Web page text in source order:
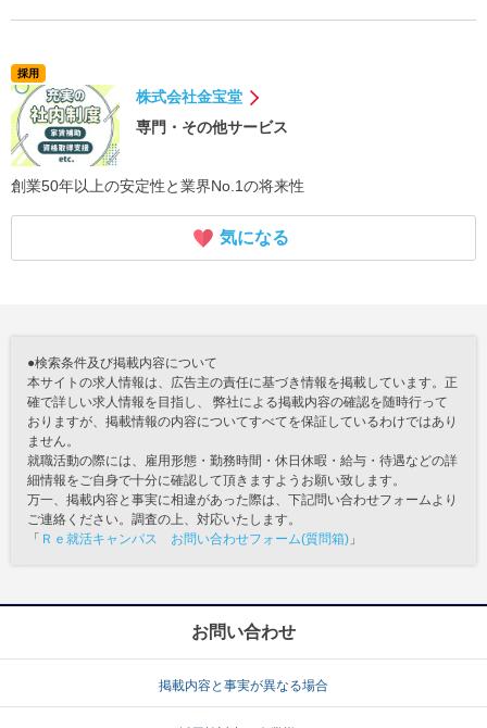
採用
株式会社金宝堂
専門・その他サービス
創業50年以上の安定性と業界No.1の将来性
気になる
●検索条件及び掲載内容について
本サイトの求人情報は、広告主の責任に基づき情報を掲載しています。正
確で詳しい求人情報を目指し、 弊社による掲載内容の確認を随時行って
おりますが、掲載情報の内容についてすべてを保証しているわけではあり
ません。
就職活動の際には、雇用形態・勤務時間・休日休暇・給与・待遇などの詳
細情報をご自身で十分に確認して頂きますようお願い致します。
万一、掲載内容と事実に相違があった際は、下記問い合わせフォームより
ご連絡ください。調査の上、対応いたします。
「 Ｒｅ就活キャンパス お問い合わせフォーム(質問箱) 」
お問い合わせ
掲載内容と事実が異なる場合